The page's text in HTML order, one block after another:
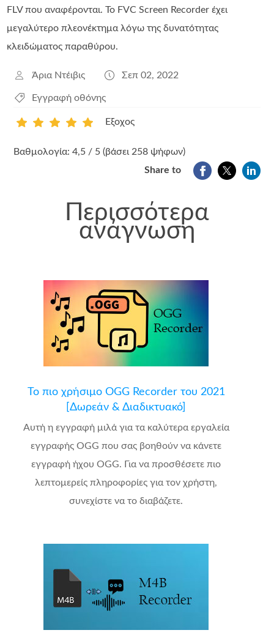
FLV που αναφέρονται. Το FVC Screen Recorder έχει
μεγαλύτερο πλεονέκτημα λόγω της δυνατότητας
κλειδώματος παραθύρου.
Άρια Ντέιβις Σεπ 02, 2022
Εγγραφή οθόνης
Εξοχος
Βαθμολογία: 4,5 / 5 (βάσει 258 ψήφων)
Share to
Περισσότερα
ανάγνωση
Το πιο χρήσιμο OGG Recorder του 2021
[Δωρεάν & Διαδικτυακό]
Αυτή η εγγραφή μιλά για τα καλύτερα εργαλεία
εγγραφής OGG που σας βοηθούν να κάνετε
εγγραφή ήχου OGG. Για να προσθέσετε πιο
λεπτομερείς πληροφορίες για τον χρήστη,
συνεχίστε να το διαβάζετε.